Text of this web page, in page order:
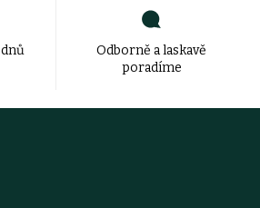
r
Odborně a laskavě
poradíme